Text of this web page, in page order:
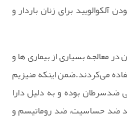
آلکوالویید برای زنان باردار و
معالجه بسیاری از بیماری ها و
می‌کردند.ضمن اینکه منیزیم
ضدسرطان بوده و به دلیل دارا
ضد حساسیت، ضد ‌روماتیسم و